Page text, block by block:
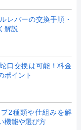
レバーの交換手順・
解説
口交換は可能！料金
ポイント
2種類や仕組みを解
機能や選び方